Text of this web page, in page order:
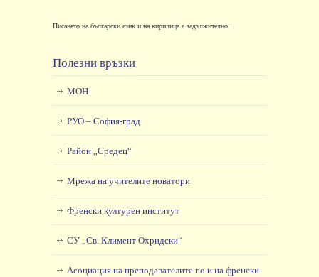
Писането на български език и на кирилица е задължително.
Полезни връзки
МОН
РУО – София-град
Район „Средец“
Мрежа на учителите новатори
Френски културен институт
СУ „Св. Климент Охридски“
Асоциация на преподавателите по и на френски